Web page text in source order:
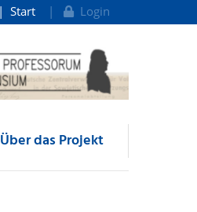
Start Login
Über das Projekt